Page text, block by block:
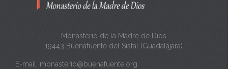
a
Monasterio de la Madre de Dios
19443 Buenafuente del Sistal (Guadalajara)
E-mail: monasterio@buenafuente.org